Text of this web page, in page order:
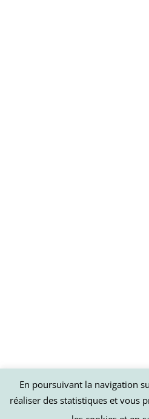
En poursuivant la navigation
réaliser des statistiques et vous